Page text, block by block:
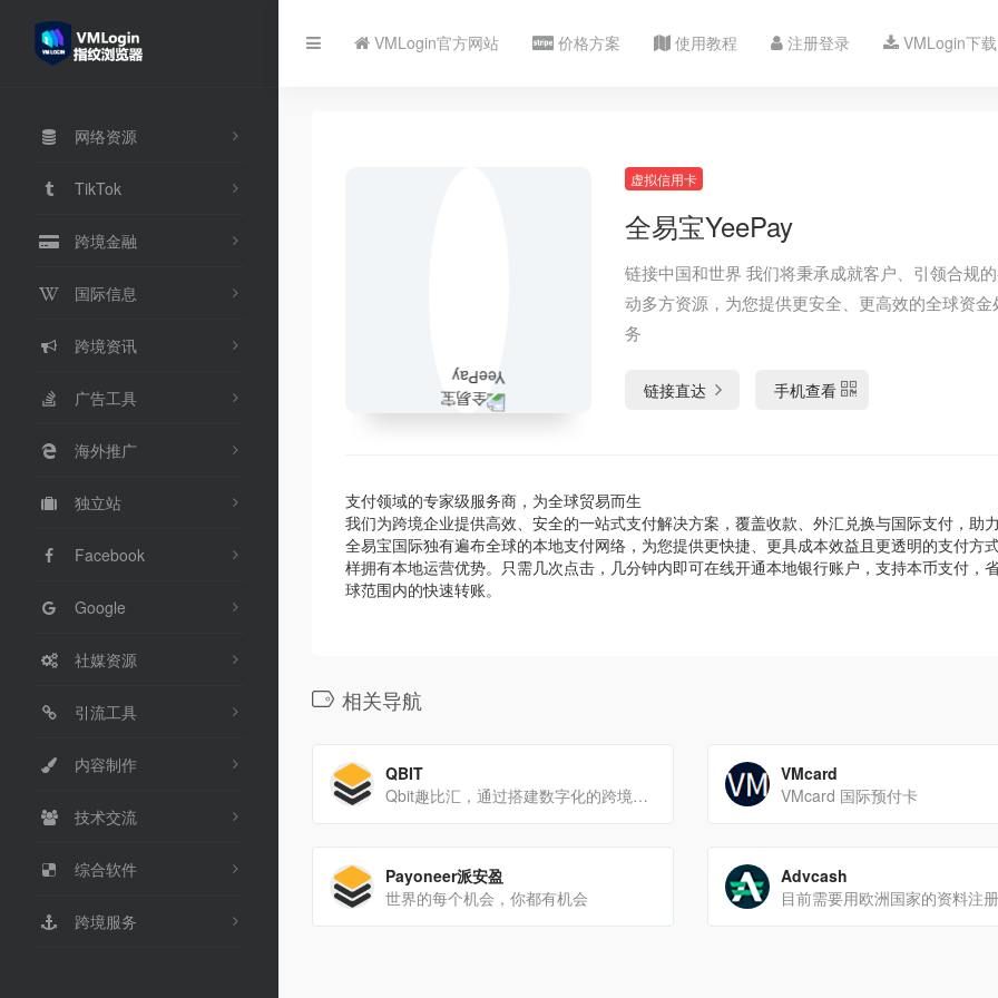
网络资源
TikTok
跨境金融
国际信息
跨境资讯
广告工具
海外推广
独立站
Facebook
Google
社媒资源
引流工具
内容制作
技术交流
综合软件
跨境服务
VMLogin官方网站 价格方案 使用教程 注册登录 VMLogin下载
虚拟信用卡
全易宝YeePay
链接中国和世界 我们将秉承成就客户、引领合规
动多方资源，为您提供更安全、更高效的全球资金
务
链接直达 手机查看
支付领域的专家级服务商，为全球贸易而生
我们为跨境企业提供高效、安全的一站式支付解决方案，覆盖收款、外汇兑换与国际支付，助
全易宝国际独有遍布全球的本地支付网络，为您提供更快捷、更具成本效益且更透明的支付
样拥有本地运营优势。只需几次点击，几分钟内即可在线开通本地银行账户，支持本币支付
球范围内的快速转账。
相关导航
QBIT
Qbit趣比汇，通过搭建数字化的跨境支付和金融基础设施，助企业实现更高时效、更低成本的全球收付和财务管理，轻松实现全球业务扩展与增长
VMcard
VMcard 国际预付卡
Payoneer派安盈
世界的每个机会，你都有机会
Advcash
目前需要用欧洲国家的资料注册